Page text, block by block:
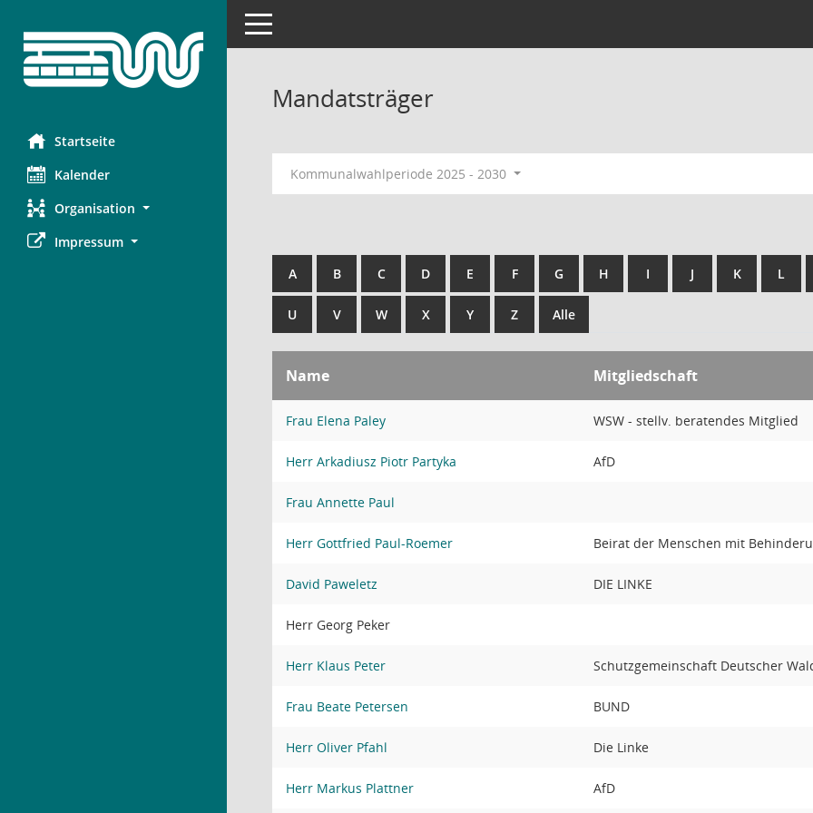
Startseite
Kalender
Organisation
Impressum
Toggle navigation
Mandatsträger
Kommunalwahlperiode 2025 - 2030
A B C D E F G H I J K L
U V W X Y Z Alle
Name Mitgliedschaft
Frau Elena Paley WSW - stellv. beratendes Mitglied
Herr Arkadiusz Piotr Partyka AfD
Frau Annette Paul
Herr Gottfried Paul-Roemer Beirat der Menschen mit
David Paweletz DIE LINKE
Herr Georg Peker
Herr Klaus Peter Schutzgemeinschaft Deutscher
Frau Beate Petersen BUND
Herr Oliver Pfahl Die Linke
Herr Markus Plattner AfD